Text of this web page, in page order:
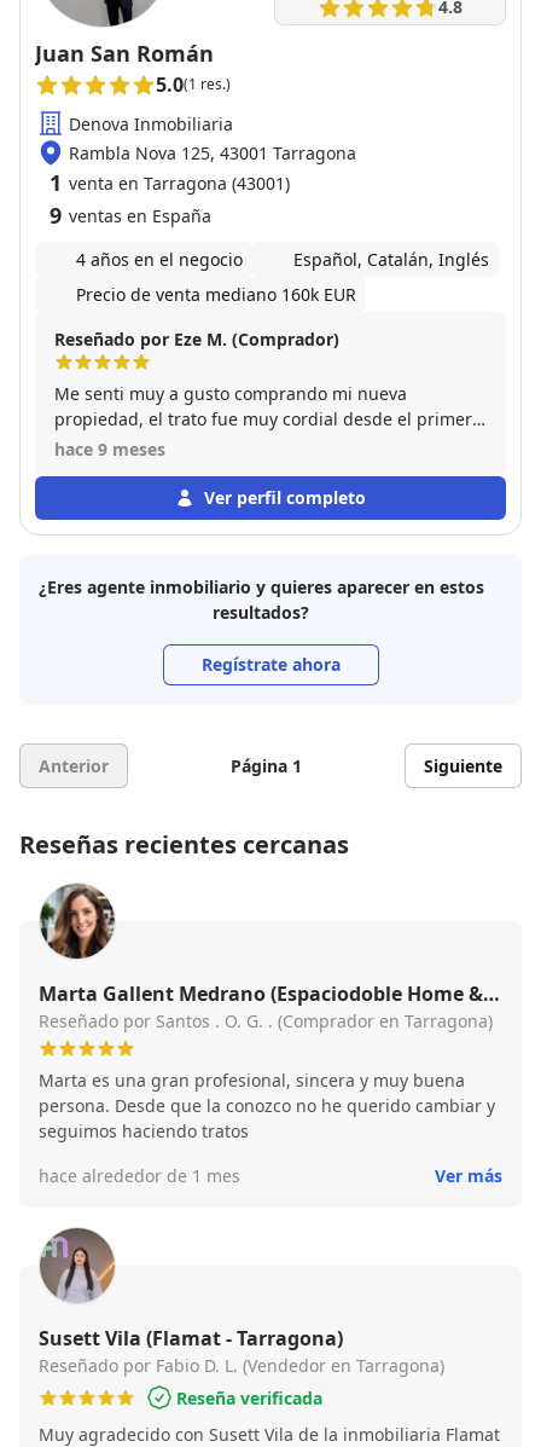
4.8
Juan San Román
5.0(1 res.)
Denova Inmobiliaria
Rambla Nova 125, 43001 Tarragona
1 venta en Tarragona (43001)
9 ventas en España
4 años en el negocio
Español, Catalán, Inglés
Precio de venta mediano 160k EUR
Reseñado por Eze M. (Comprador)
Me senti muy a gusto comprando mi nueva
propiedad, el trato fue muy cordial desde el primer
momento. Muy profesional y respetuoso
hace 9 meses
Ver perfil completo
¿Eres agente inmobiliario y quieres aparecer en estos
resultados?
Regístrate ahora
Anterior Página 1 Siguiente
Reseñas recientes cercanas
Marta Gallent Medrano (Espaciodoble Home &
Properties)
Reseñado por Santos . O. G. . (Comprador en Tarragona)
Marta es una gran profesional, sincera y muy buena
persona. Desde que la conozco no he querido cambiar y
seguimos haciendo tratos
hace alrededor de 1 mes
Ver más
Susett Vila (Flamat - Tarragona)
Reseñado por Fabio D. L. (Vendedor en Tarragona)
Reseña verificada
Muy agradecido con Susett Vila de la inmobiliaria Flamat